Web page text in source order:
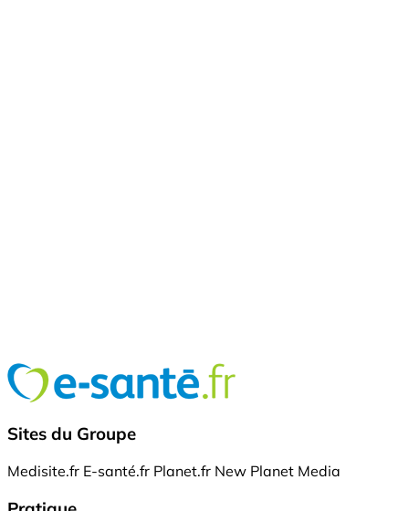
Sites du Groupe
Medisite.fr E-santé.fr Planet.fr New Planet Media